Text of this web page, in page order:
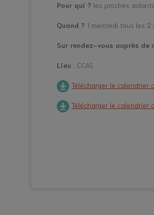
Pour qui ? les proches aidants
Quand ? 1 mercredi tous les 2
Sur rendez-vous auprès
Lieu : CCAS
Télécharger le
Télécharger le calendrier